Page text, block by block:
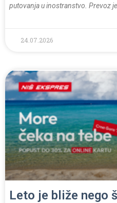
putovanja u inostranstvo. Prevoz
24.07.2026
Leto je bliže nego